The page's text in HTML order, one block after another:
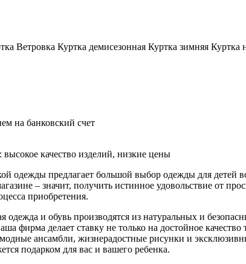
Ветровка Куртка демисезонная Куртка зимняя Куртка
на банковский счет
качество изделий, низкие цены
одежды предлагает большой выбор одежды для детей
– значит, получить истинное удовольствие от
приобретения.
и обувь производятся из натуральных и
фирма делает ставку не только на достойное качество
ансамбли, жизнерадостные рисунки и
подарком для вас и вашего ребенка.